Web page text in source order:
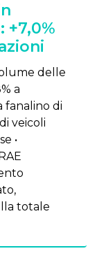
+7,0%
delle
a
fanalino di
veicoli
•
totale